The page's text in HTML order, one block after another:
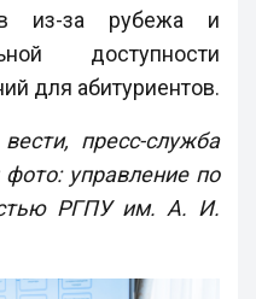
из-за рубежа и
доступности
для абитуриентов.
пресс-служба
управление по
РГПУ им. А. И.